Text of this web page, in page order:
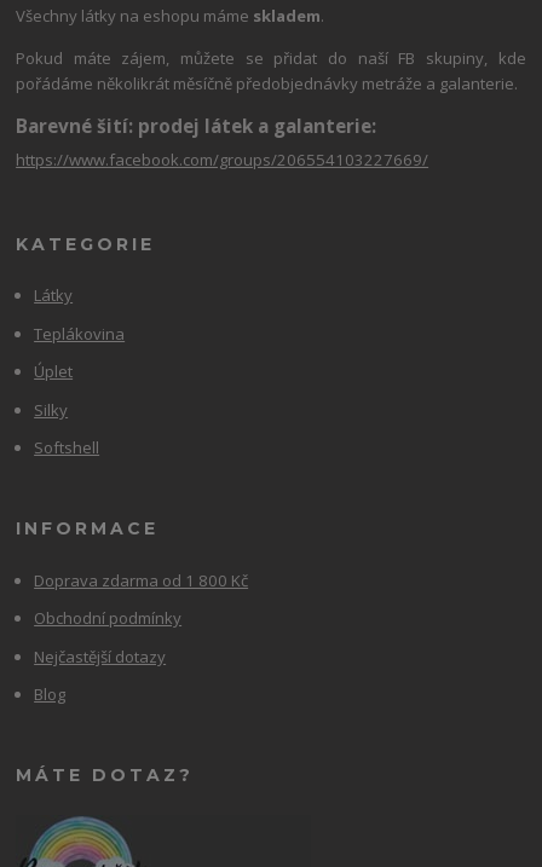
Všechny látky na eshopu máme skladem.
Pokud máte zájem, můžete se přidat do naší FB skupiny, kde
pořádáme několikrát měsíčně předobjednávky metráže a galanterie.
Barevné šití: prodej látek a galanterie:
https://www.facebook.com/groups/206554103227669/
KATEGORIE
Látky
Teplákovina
Úplet
Silky
Softshell
INFORMACE
Doprava zdarma od 1 800 Kč
Obchodní podmínky
Nejčastější dotazy
Blog
MÁTE DOTAZ?